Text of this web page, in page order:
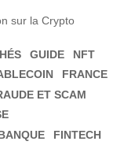
sur la Crypto
GUIDE
NFT
FRANCE
ET SCAM
FINTECH